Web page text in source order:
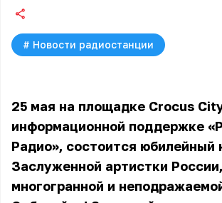
# Новости радиостанции
25 мая на площадке Crocus
информационной поддержке
Радио», состоится юбилейный
Заслуженной артистки России,
многогранной и